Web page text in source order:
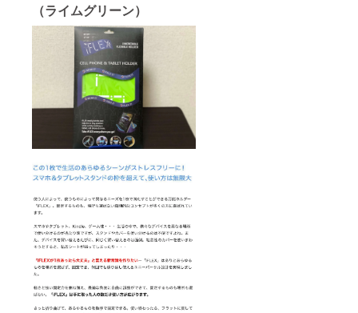
（ライムグリーン）